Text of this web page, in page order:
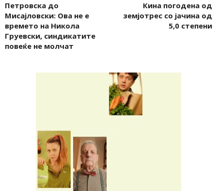
Петровска до
Мисајловски: Ова не е
времето на Никола
Груевски, синдикатите
повеќе не молчат
Кина погодена од
земјотрес со јачина од
5,0 степени